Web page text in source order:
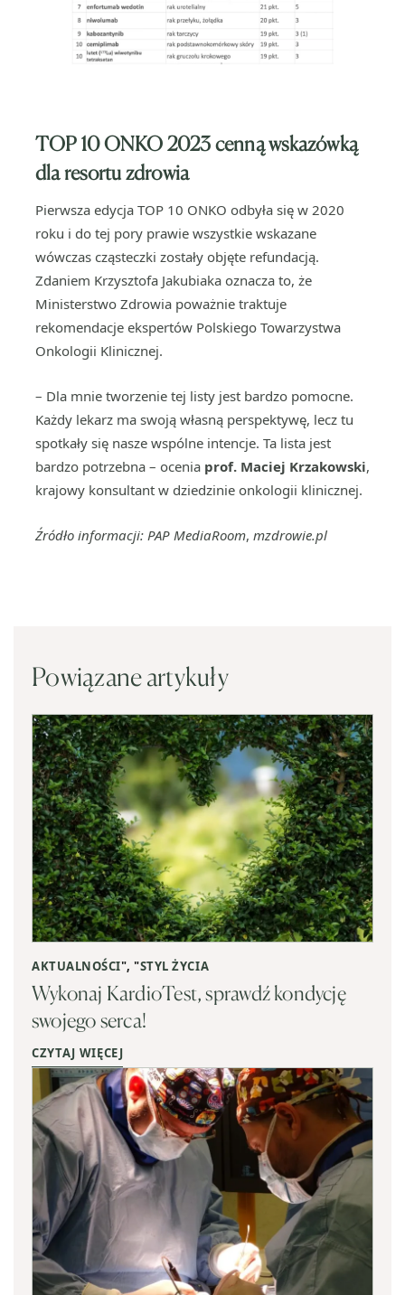
TOP 10 ONKO 2023 cenną wskazówką
dla resortu zdrowia
Pierwsza edycja TOP 10 ONKO odbyła się w 2020
roku i do tej pory prawie wszystkie wskazane
wówczas cząsteczki zostały objęte refundacją.
Zdaniem Krzysztofa Jakubiaka oznacza to, że
Ministerstwo Zdrowia poważnie traktuje
rekomendacje ekspertów Polskiego Towarzystwa
Onkologii Klinicznej.
– Dla mnie tworzenie tej listy jest bardzo pomocne.
Każdy lekarz ma swoją własną perspektywę, lecz tu
spotkały się nasze wspólne intencje. Ta lista jest
bardzo potrzebna – ocenia prof. Maciej Krzakowski,
krajowy konsultant w dziedzinie onkologii klinicznej.
Źródło informacji: PAP MediaRoom, mzdrowie.pl
Powiązane artykuły
AKTUALNOŚCI", "STYL ŻYCIA
Wykonaj KardioTest, sprawdź kondycję
swojego serca!
CZYTAJ WIĘCEJ